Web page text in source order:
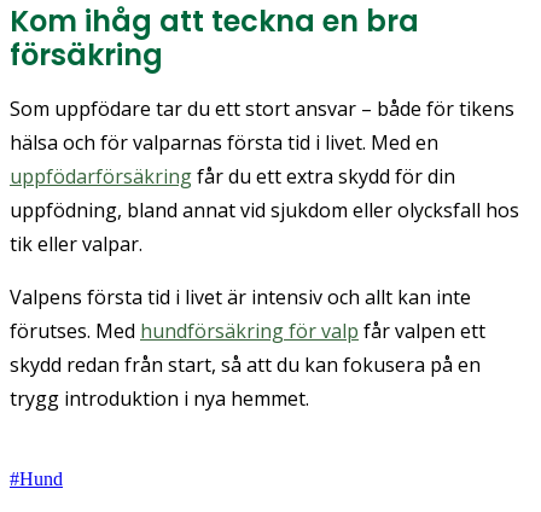
Kom ihåg att teckna en bra
försäkring
Som uppfödare tar du ett stort ansvar – både för tikens
hälsa och för valparnas första tid i livet. Med en
uppfödarförsäkringfår du ett extra skydd för din
uppfödning, bland annat vid sjukdom eller olycksfall hos
tik eller valpar.
Valpens första tid i livet är intensiv och allt kan inte
förutses. Med hundförsäkring för valp får valpen ett
skydd redan från start, så att du kan fokusera på en
trygg introduktion i nya hemmet.
#Hund